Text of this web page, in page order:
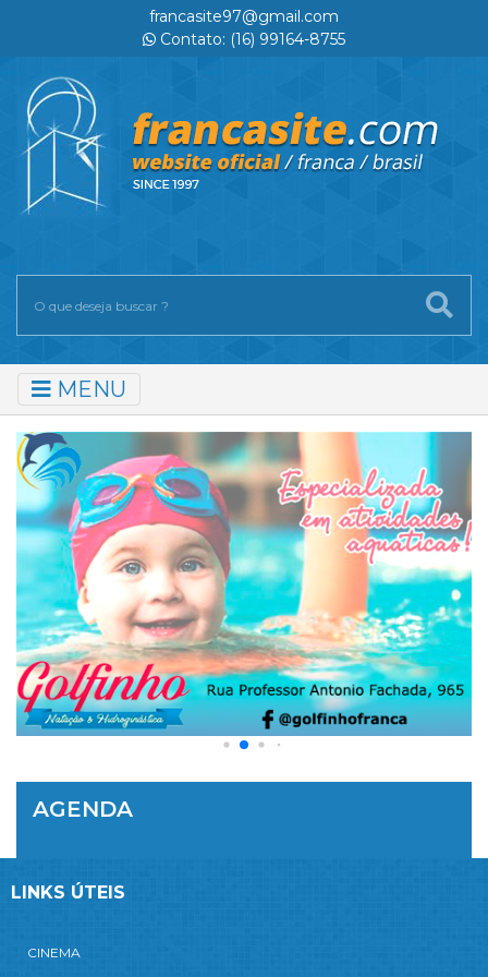
francasite97@gmail.com
Contato: (16) 99164-8755
MENU
AGENDA
LINKS ÚTEIS
CINEMA